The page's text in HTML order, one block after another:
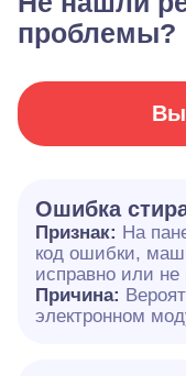
проблемы?
Ошибка
Признак: На
код ошибки,
исправно или не
Причина:
электронном